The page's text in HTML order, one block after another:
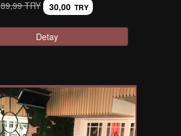
89,99 TRY 30,00 TRY
Detay